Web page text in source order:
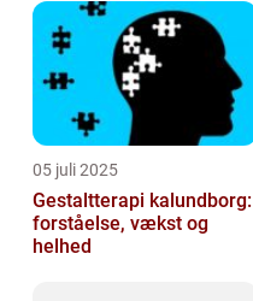
05 juli 2025
Gestaltterapi kalundborg:
forståelse, vækst og
helhed